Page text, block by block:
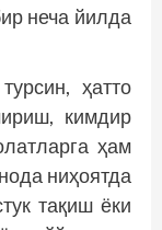
неча йилда
ҳатто
кимдир
ҳам
ниҳоятда
тақиш ёки